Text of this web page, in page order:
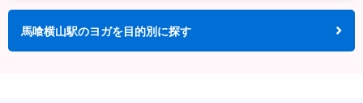
馬喰横山駅のヨガを目的別に探す